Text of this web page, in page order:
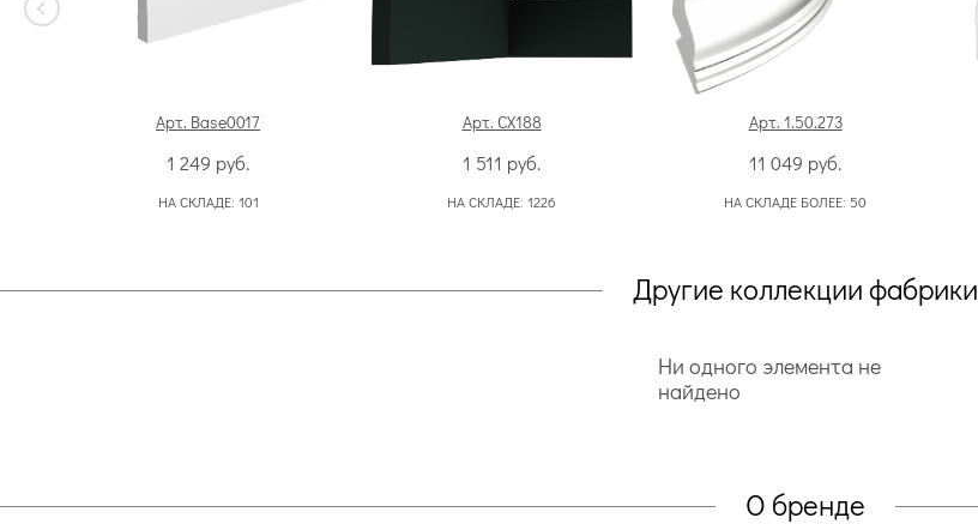
Арт. Base0017
1 249 руб.
НА СКЛАДЕ: 101
Арт. CX188
1 511 руб.
НА СКЛАДЕ: 1226
Арт. 1.50.273
11 049 руб.
НА СКЛАДЕ БОЛЕЕ: 50
Другие коллекции фабрики
Ни одного элемента не
найдено
О бренде